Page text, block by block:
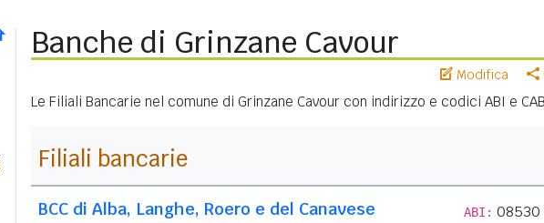
Banche di Grinzane Cavour
Modifica
Le Filiali Bancarie nel comune di Grinzane Cavour con indirizzo e codici ABI e
Filiali bancarie
BCC di Alba, Langhe, Roero e del Canavese ABI: 08530